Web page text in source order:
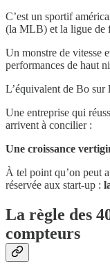
C’est un sportif
(la MLB) et la ligue de
Un monstre de vitesse
performances de haut
L’équivalent de Bo sur
Une entreprise qui
arrivent à concilier :
Une croissance
À tel point qu’on peut
réservée aux start-up :
La règle des
compteurs